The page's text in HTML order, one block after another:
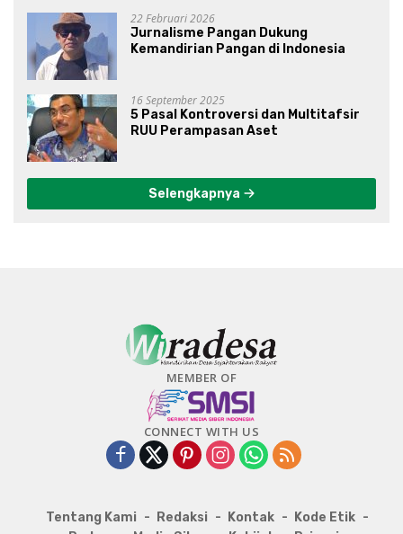
22 Februari 2026
Jurnalisme Pangan Dukung
Kemandirian Pangan di Indonesia
16 September 2025
5 Pasal Kontroversi dan Multitafsir
RUU Perampasan Aset
Selengkapnya
MEMBER OF
CONNECT WITH US
Tentang Kami Redaksi Kontak
Kode Etik